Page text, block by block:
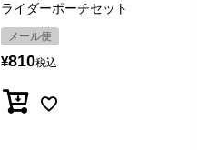
ライダーポーチセット
メール便
¥810税込